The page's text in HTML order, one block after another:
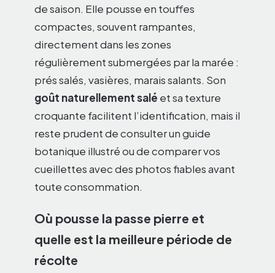
de saison. Elle pousse en touffes
compactes, souvent rampantes,
directement dans les zones
régulièrement submergées par la marée :
prés salés, vasières, marais salants. Son
goût naturellement salé et sa texture
croquante facilitent l’identification, mais il
reste prudent de consulter un guide
botanique illustré ou de comparer vos
cueillettes avec des photos fiables avant
toute consommation.
Où pousse la passe pierre et
quelle est la meilleure période de
récolte